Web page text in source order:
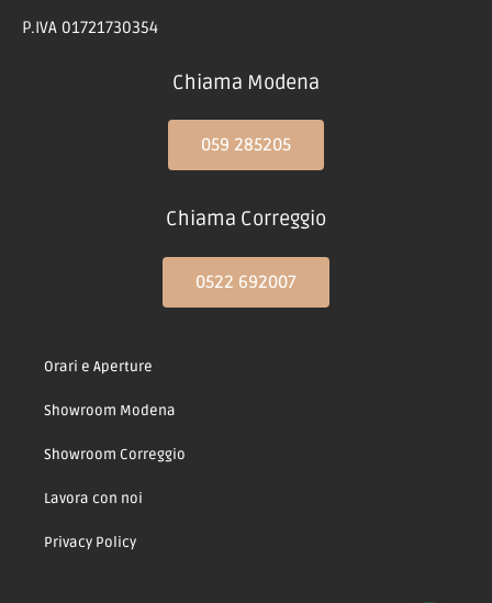
P.IVA 01721730354
Chiama Modena
059 285205
Chiama Correggio
0522 692007
Orari e Aperture
Showroom Modena
Showroom Correggio
Lavora con noi
Privacy Policy